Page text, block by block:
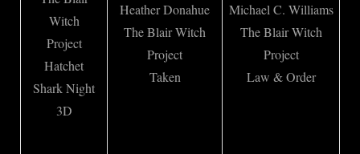
Witch
Project
Hatchet
Shark Night
3D
Heather Donahue
The Blair Witch
Project
Taken
Michael C. Williams
The Blair Witch
Project
Law & Order